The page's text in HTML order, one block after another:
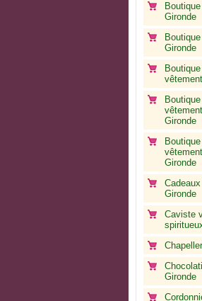
Gironde
Gironde
Gironde
Gironde
Gironde
Caviste
Gironde